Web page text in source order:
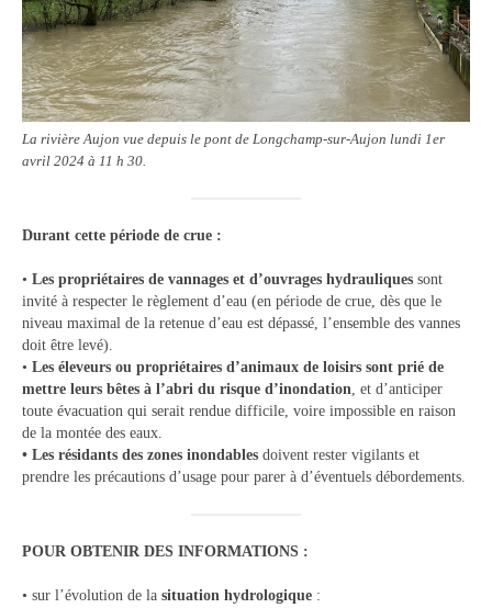
La rivière Aujon vue depuis le pont de Longchamp-sur-Aujon lundi 1er
avril 2024 à 11 h 30.
Durant cette période de crue :
• Les propriétaires de vannages et d’ouvrages hydrauliques sont
invité à respecter le règlement d’eau (en période de crue, dès que le
niveau maximal de la retenue d’eau est dépassé, l’ensemble des vannes
doit être levé).
• Les éleveurs ou propriétaires d’animaux de loisirs sont prié de
mettre leurs bêtes à l’abri du risque d’inondation, et d’anticiper
toute évacuation qui serait rendue difficile, voire impossible en raison
de la montée des eaux.
• Les résidants des zones inondables doivent rester vigilants et
prendre les précautions d’usage pour parer à d’éventuels débordements.
POUR OBTENIR DES INFORMATIONS :
• sur l’évolution de la situation hydrologique :